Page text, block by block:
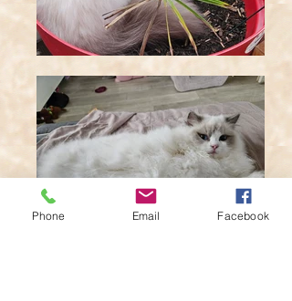
Phone Email Facebook